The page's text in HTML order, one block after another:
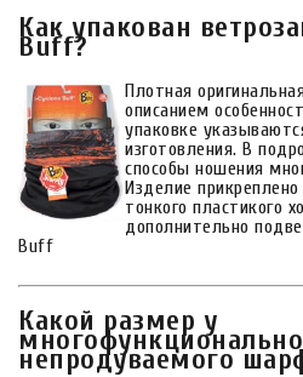
Как упакован
Buff?
Плотная
описанием
упаковке
изготовления. В
способы ношения
Изделие
тонкого пластикого
дополнительно
Buff
Какой размер у
непродуваемого